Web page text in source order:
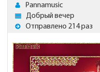
Pannamusic
Добрый вечер
Отправлено 214 раз